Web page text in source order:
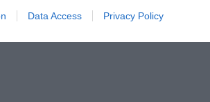
Data Access Privacy Policy